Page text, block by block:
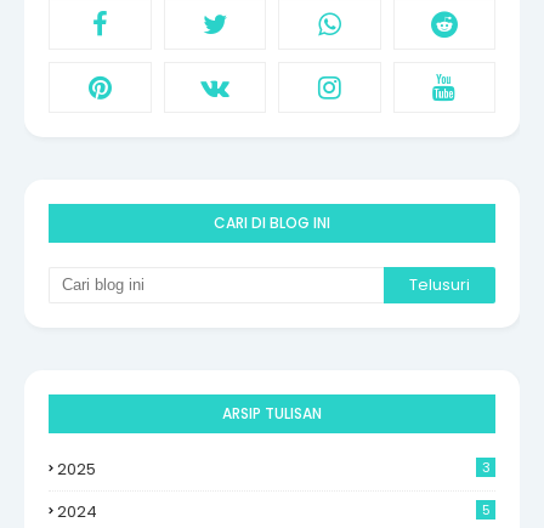
CARI DI BLOG INI
ARSIP TULISAN
2025 3
2024 5